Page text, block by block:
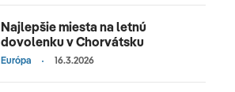
Najlepšie miesta na letnú
dovolenku v Chorvátsku
Európa 16.3.2026